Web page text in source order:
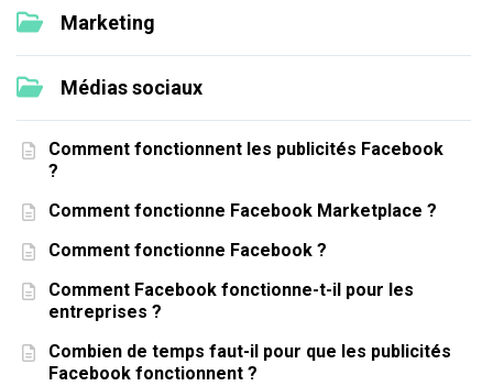
Marketing
Médias sociaux
Comment fonctionnent les publicités Facebook
?
Comment fonctionne Facebook Marketplace ?
Comment fonctionne Facebook ?
Comment Facebook fonctionne-t-il pour les
entreprises ?
Combien de temps faut-il pour que les publicités
Facebook fonctionnent ?